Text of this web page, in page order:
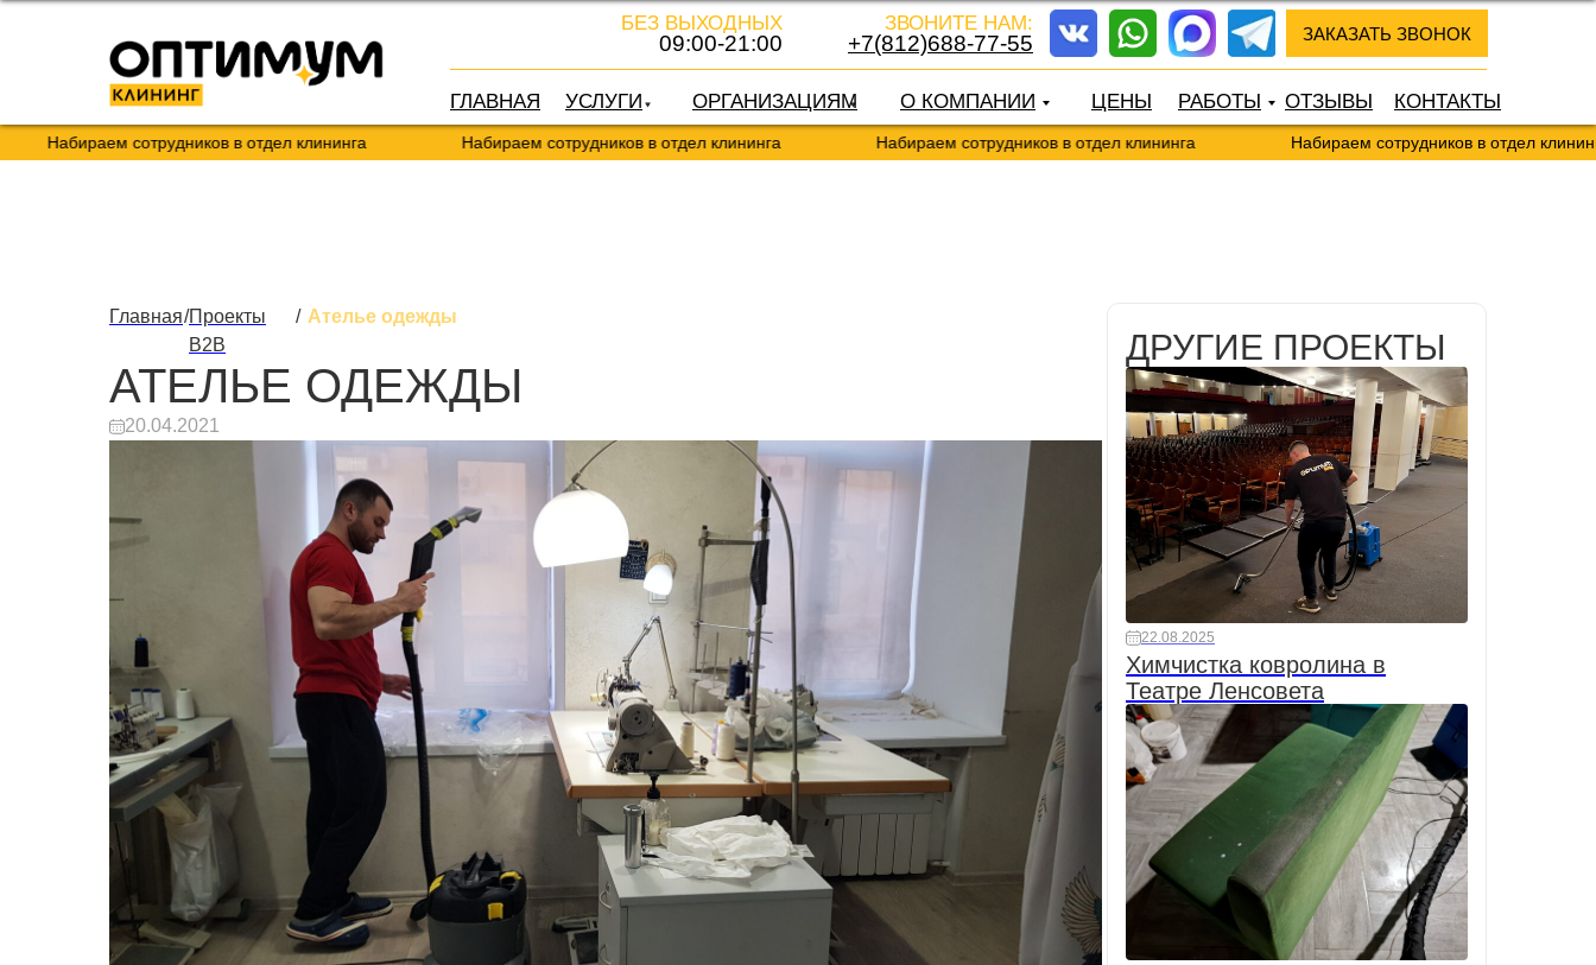
УСЛУГИ
ЗАКАЗАТЬ ЗВОНОК
ГЛАВНАЯ ОРГАНИЗАЦИЯМ ЦЕНЫ РАБОТЫ КОНТАКТЫ
О КОМПАНИИ ОТЗЫВЫ
ЗВОНИТЕ НАМ:
+7(812)688-77-55
БЕЗ ВЫХОДНЫХ
09:00-21:00
сотрудников в отдел клининга Набираем сотрудников в отдел клининга Набираем сотрудников в отдел клининга Набираем сотрудников в отдел клининга
Главная/Проекты
B2B
/ Ателье одежды
АТЕЛЬЕ ОДЕЖДЫ
20.04.2021
ДРУГИЕ ПРОЕКТЫ
22.08.2025
Химчистка ковролина в
Театре Ленсовета